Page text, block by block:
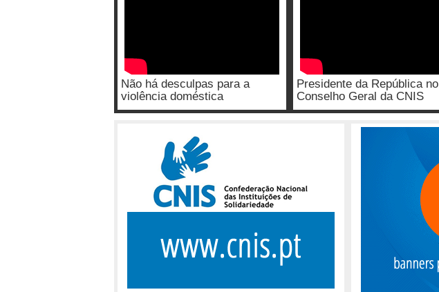
Não há desculpas para a
violência doméstica
Presidente da República no
Conselho Geral da CNIS